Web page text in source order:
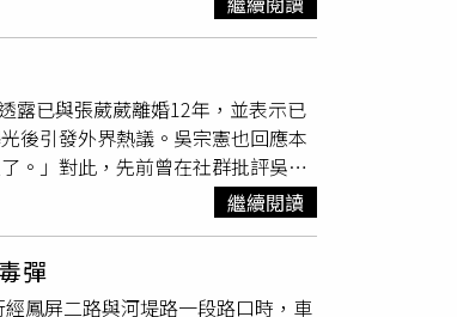
年委員除就局處業務報告及專案報
，以及市府相關單位協助推動孔
促進人本交通。施斌惠委員則感
方青委關心毒駕，建議以網路爬蟲
提出的資安構想，已由智慧發展中
應該透過主動式爬蟲找尋網路上販
展現青年意見由會議討論走向政策
活中發現的問題帶進市府，讓青年
南。
里辦公處及各派出所張貼公布，加
可能性。（圖／臺北市交通事件裁
年；累犯者處以高額罰鍰，按前
同車乘客同罰最高處罰鍰1萬5,000
官網酒駕及拒測累犯公布專區及毒
人一生。飲酒「不」開車出門、飲
律而受罰，避免意外而遺憾終身。
露已與張葳葳離婚12年，並表示已
後引發外界熱議。吳宗憲也回應本
。」對此，先前曾在社群批評吳宗
吳宗憲現在才出來自爆已經離婚12
子女，卻曾在節目中以單身形象示
方因此決裂。陳沂也說自己原以為
駕事件，稱當時仍在婚姻存續期
便已離婚。（圖／本刊資料照）此
繼續閱讀
彈
鳳屏二路與河堤路一段路口時，車